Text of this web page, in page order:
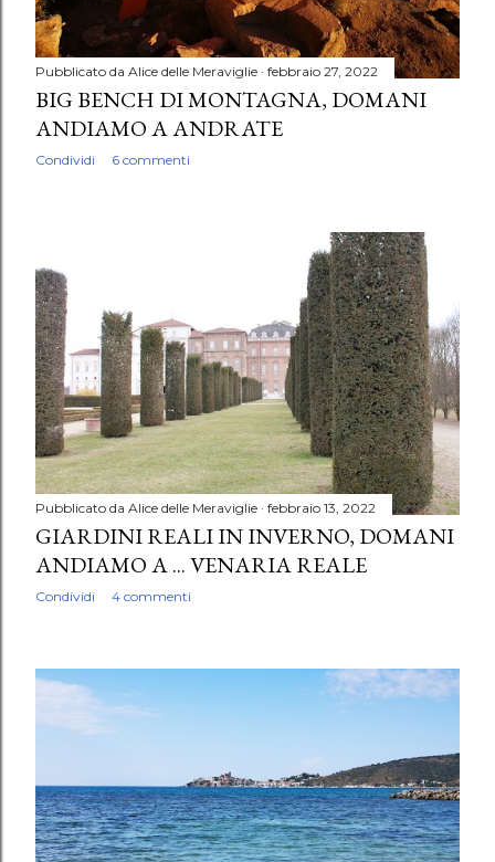
Pubblicato da Alice delle Meraviglie febbraio 27, 2022
BIG BENCH DI MONTAGNA, DOMANI
ANDIAMO A ANDRATE
Condividi 6 commenti
Pubblicato da Alice delle Meraviglie febbraio 13, 2022
GIARDINI REALI IN INVERNO, DOMANI
ANDIAMO A ... VENARIA REALE
Condividi 4 commenti